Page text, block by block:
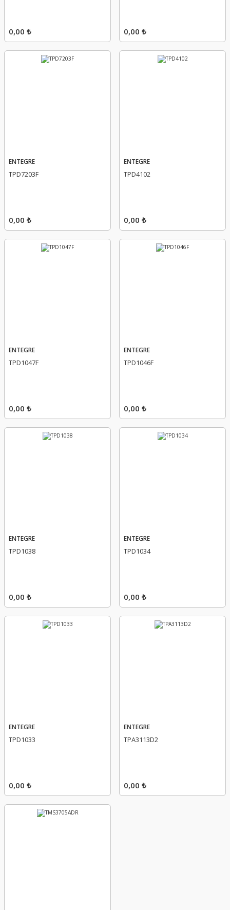
0,00 ₺ 0,00 ₺
ENTEGRE
TPD7203F
0,00 ₺
ENTEGRE
TPD4102
0,00 ₺
ENTEGRE
TPD1047F
0,00 ₺
ENTEGRE
TPD1046F
0,00 ₺
ENTEGRE
TPD1038
0,00 ₺
ENTEGRE
TPD1034
0,00 ₺
ENTEGRE
TPD1033
0,00 ₺
ENTEGRE
TPA3113D2
0,00 ₺